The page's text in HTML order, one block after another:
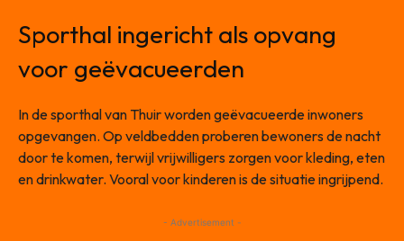
Sporthal ingericht als opvang
voor geëvacueerden
In de sporthal van Thuir worden geëvacueerde inwoners
opgevangen. Op veldbedden proberen bewoners de nacht
door te komen, terwijl vrijwilligers zorgen voor kleding, eten
en drinkwater. Vooral voor kinderen is de situatie ingrijpend.
- Advertisement -